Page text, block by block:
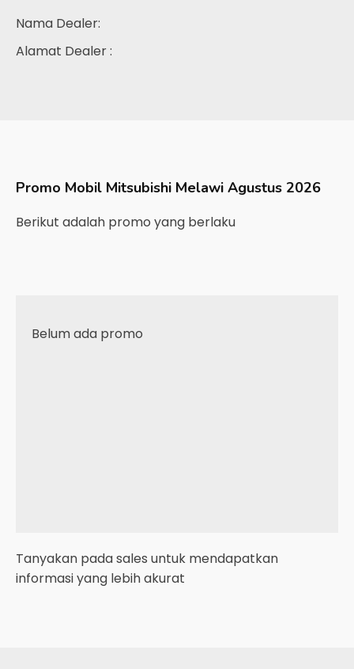
Nama Dealer:
Alamat Dealer :
Promo Mobil Mitsubishi Melawi Agustus 2026
Berikut adalah promo yang berlaku
Belum ada promo
Tanyakan pada sales untuk mendapatkan
informasi yang lebih akurat